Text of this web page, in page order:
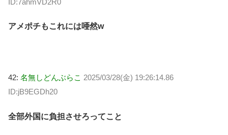
アメポチもこれには唖然w
42: 名無しどんぶらこ 2025/03/28(金) 19:26:14.86
ID:jB9EGDh20
全部外国に負担させろってこと